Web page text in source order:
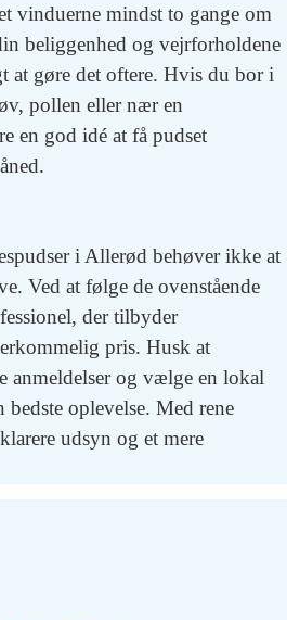
vinduerne mindst to gange om
beliggenhed og vejrforholdene
at gøre det oftere. Hvis du bor i
pollen eller nær en
en god idé at få pudset
i Allerød behøver ikke at
Ved at følge de ovenstående
der tilbyder
pris. Husk at
anmeldelser og vælge en lokal
oplevelse. Med rene
udsyn og et mere